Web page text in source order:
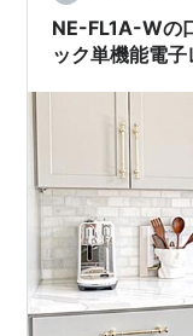
ッパで商標登録さ
ナソニックはグロ
品（映像・音響機
空調・設備機器、
部品、半導体、
ことになる。
スポーツ
また、自社のスポ
ケットボール部（
NE-FL1A-Wの
ック単機能電